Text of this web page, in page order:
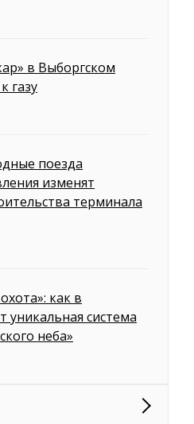
в Выборгском
газу
поезда
изменят
терминала
как в
уникальная система
неба»